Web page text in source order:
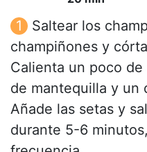
Saltear los
champiñones y
Calienta un poco
de mantequilla y un
Añade las setas y
durante 5-6